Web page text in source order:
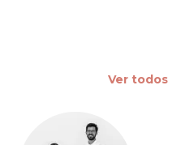
Ver todos